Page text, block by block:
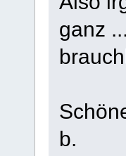
ganz
b.